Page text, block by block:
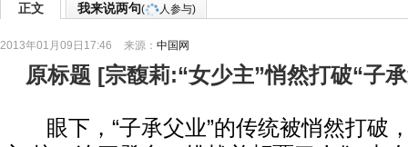
正文 我来说两句( 人参与)
2013年01月09日17:46 来源： 中国网
原标题 [宗馥莉:“女少主”悄然打破“子
眼下，“子承父业”的传统被悄然打破